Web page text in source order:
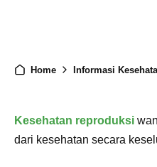
Home Informasi
Kesehatan reproduksi
dari kesehatan secara